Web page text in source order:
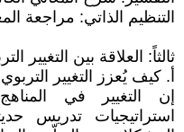
التنظيم الذاتي: مراجعة
ثالثاً: العلاقة بين التغيير
أ. كيف يُعزز التغيير
إن التغيير في
استراتيجيات تدريس